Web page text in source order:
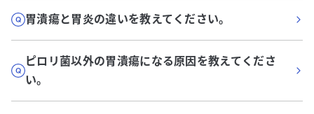
胃潰瘍と胃炎の違いを教えてください。
ピロリ菌以外の胃潰瘍になる原因を教えてくださ
い。